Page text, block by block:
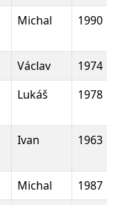
Michal 1990
Václav
1974
Lukáš 1978
Ivan 1963
Michal
1987